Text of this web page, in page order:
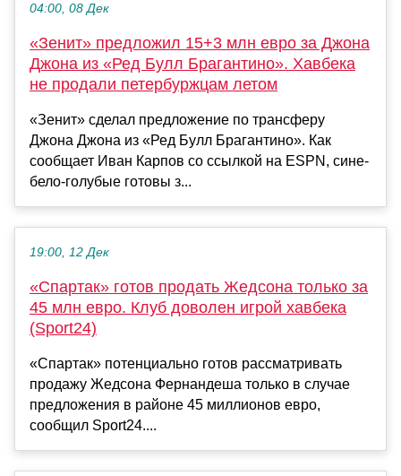
04:00, 08 Дек
«Зенит» предложил 15+3 млн евро за Джона
Джона из «Ред Булл Брагантино». Хавбека
не продали петербуржцам летом
«Зенит» сделал предложение по трансферу
Джона Джона из «Ред Булл Брагантино». Как
сообщает Иван Карпов со ссылкой на ESPN, сине-
бело-голубые готовы з...
19:00, 12 Дек
«Спартак» готов продать Жедсона только за
45 млн евро. Клуб доволен игрой хавбека
(Sport24)
«Спартак» потенциально готов рассматривать
продажу Жедсона Фернандеша только в случае
предложения в районе 45 миллионов евро,
сообщил Sport24....